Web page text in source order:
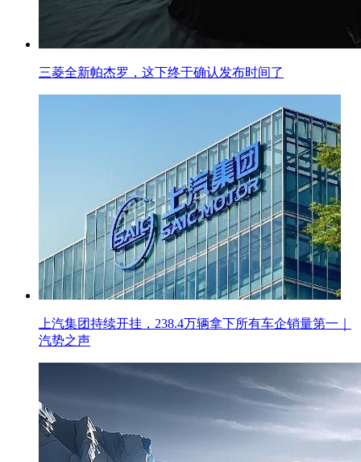
三菱全新帕杰罗，这下终于确认发布时间了
上汽集团持续开挂，238.4万辆拿下所有车企销量第一｜
汽势之声